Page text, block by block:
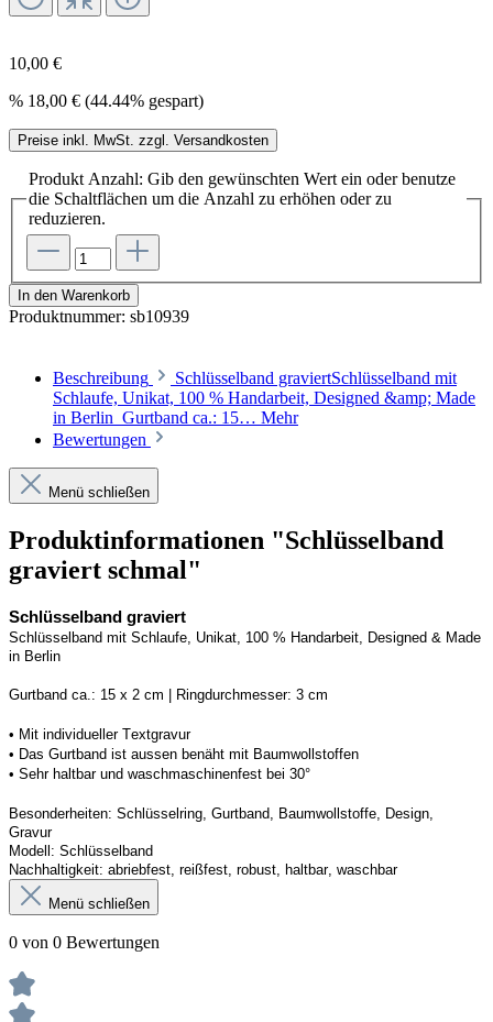
10,00 €
% 18,00 € (44.44% gespart)
Preise inkl. MwSt. zzgl. Versandkosten
Produkt Anzahl: Gib den gewünschten Wert ein oder benutze
die Schaltflächen um die Anzahl zu erhöhen oder zu
reduzieren.
In den Warenkorb
Produktnummer: sb10939
Beschreibung
Schlüsselband graviertSchlüsselband mit
Schlaufe, Unikat, 100 % Handarbeit, Designed &amp; Made
in Berlin Gurtband ca.: 15… Mehr
Bewertungen
Menü schließen
Produktinformationen "Schlüsselband
graviert schmal"
Schlüsselband graviert
Schlüsselband mit Schlaufe, Unikat, 100 % Handarbeit, Designed & Made
in Berlin
Gurtband ca.: 15 x 2 cm | Ringdurchmesser: 3 cm
• Mit individueller Textgravur
• Das Gurtband ist aussen benäht mit Baumwollstoffen
• Sehr haltbar und waschmaschinenfest bei 30°
Besonderheiten: Schlüsselring, Gurtband, Baumwollstoffe, Design,
Gravur
Modell: Schlüsselband
Nachhaltigkeit: abriebfest, reißfest, robust, haltbar, waschbar
Menü schließen
0 von 0 Bewertungen